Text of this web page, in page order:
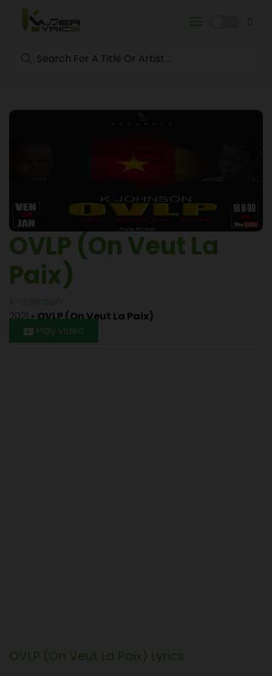
OVLP (On Veut La
Paix)
2021•OVLP (On Veut La Paix)
Play video
OVLP (On Veut La Paix) Lyrics